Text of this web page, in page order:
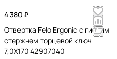
4 380 ₽
Отвертка Felo Ergonic с гибким
стержнем торцевой ключ
7,0X170 42907040